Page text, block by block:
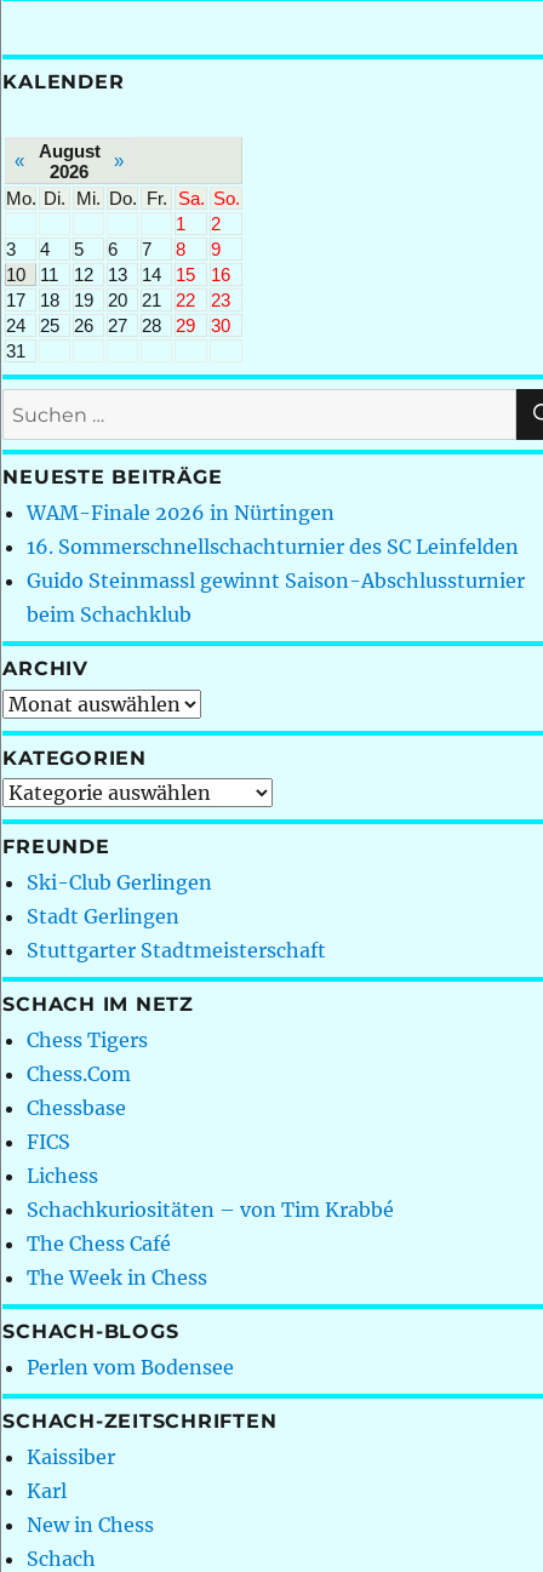
KALENDER
«
August
2026
»
Mo. Di. Mi. Do. Fr. Sa. So.
1
2
3
4 5 6 7 8
9
10
11 12 13 14 15
16
17
18 19 20 21 22
23
24
25 26 27 28 29
30
31
Suchen
nach:
NEUESTE BEITRÄGE
WAM-Finale 2026 in Nürtingen
16. Sommerschnellschachturnier des SC Leinfelden
Guido Steinmassl gewinnt Saison-Abschlussturnier
beim Schachklub
ARCHIV
Archiv
KATEGORIEN
Kategorien
FREUNDE
Ski-Club Gerlingen
Stadt Gerlingen
Stuttgarter Stadtmeisterschaft
SCHACH IM NETZ
Chess Tigers
Chess.Com
Chessbase
FICS
Lichess
Schachkuriositäten – von Tim Krabbé
The Chess Café
The Week in Chess
SCHACH-BLOGS
Perlen vom Bodensee
SCHACH-ZEITSCHRIFTEN
Kaissiber
Karl
New in Chess
Schach